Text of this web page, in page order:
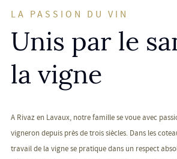
LA PASSION DU VIN
Unis par le
la vigne
A Rivaz en Lavaux, notre famille se voue avec
vigneron depuis près de trois siècles. Dans les
travail de la vigne se pratique dans un respect